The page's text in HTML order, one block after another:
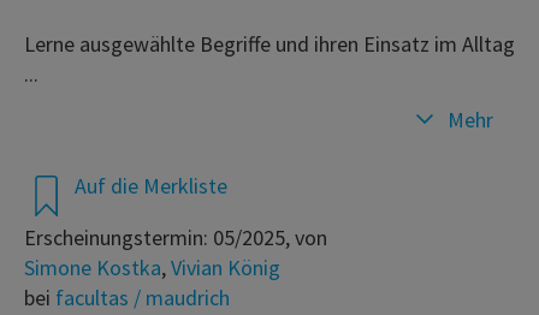
Auf die Merkliste
Erscheinungstermin: 05/2025, von
Simone Kostka,Vivian König
bei facultas / maudrich
Lerne ausgewählte Begriffe und ihren Einsatz im Alltag
...
Mehr